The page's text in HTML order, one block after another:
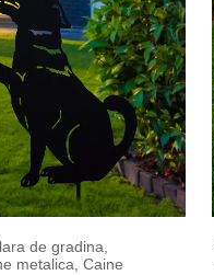
de gradina,
metalica, Caine